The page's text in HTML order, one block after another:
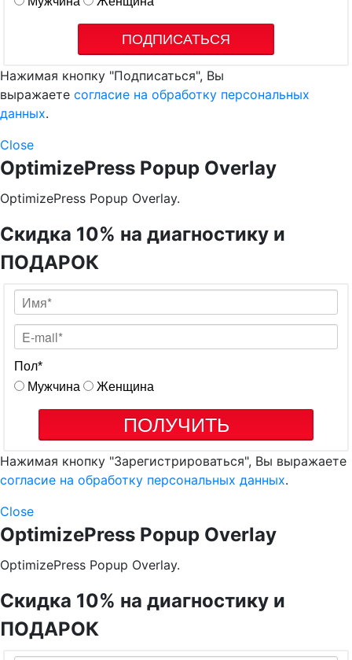
ПОДПИСАТЬСЯ
Нажимая кнопку "Подписаться", Вы
выражаете согласие на обработку персональных
данных.
Close
OptimizePress Popup Overlay
OptimizePress Popup Overlay.
Скидка 10% на диагностику и
ПОДАРОК
Пол*
Мужчина
Женщина
ПОЛУЧИТЬ
Нажимая кнопку "Зарегистрироваться", Вы выражаете
согласие на обработку персональных данных.
Close
OptimizePress Popup Overlay
OptimizePress Popup Overlay.
Скидка 10% на диагностику и
ПОДАРОК